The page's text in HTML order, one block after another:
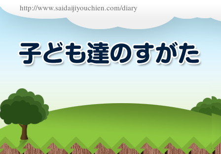
http://www.saidaijiyouchien.com/diary